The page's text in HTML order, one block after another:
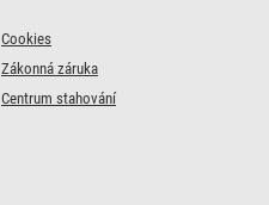
Cookies
Zákonná záruka
Centrum stahování